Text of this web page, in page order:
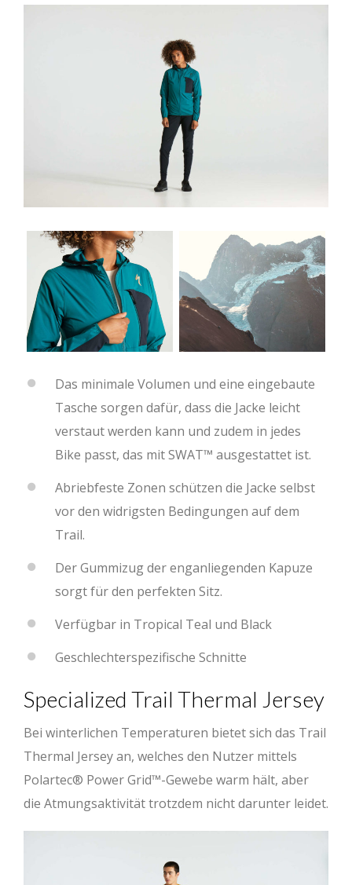
Das minimale Volumen und eine eingebaute
Tasche sorgen dafür, dass die Jacke leicht
verstaut werden kann und zudem in jedes
Bike passt, das mit SWAT™ ausgestattet ist.
Abriebfeste Zonen schützen die Jacke selbst
vor den widrigsten Bedingungen auf dem
Trail.
Der Gummizug der enganliegenden Kapuze
sorgt für den perfekten Sitz.
Verfügbar in Tropical Teal und Black
Geschlechterspezifische Schnitte
Specialized Trail Thermal Jersey
Bei winterlichen Temperaturen bietet sich das Trail
Thermal Jersey an, welches den Nutzer mittels
Polartec® Power Grid™-Gewebe warm hält, aber
die Atmungsaktivität trotzdem nicht darunter leidet.